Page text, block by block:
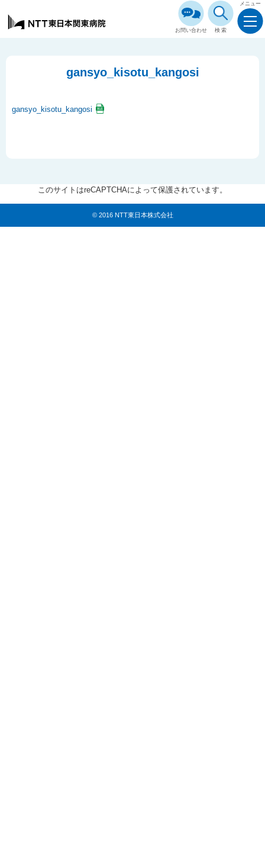
お問い合わせ 検索
メニュー
gansyo_kisotu_kangosi
gansyo_kisotu_kangosi
このサイトはreCAPTCHAによって保護されています。
© 2016 NTT東日本株式会社